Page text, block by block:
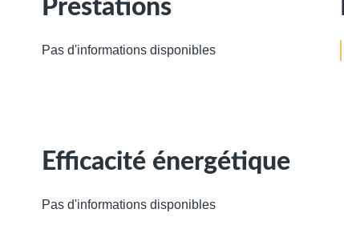
Prestations
Pas d'informations disponibles
Efficacité énergétique
Pas d'informations disponibles